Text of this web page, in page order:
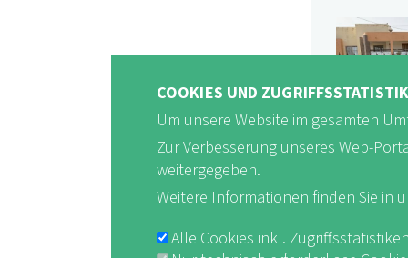
COOKIES UND ZUGRIFFSSTATISTIK
Um unsere Website im gesamten
Zur Verbesserung unseres Web-
weitergegeben.
Weitere Informationen finden Sie in
Alle Cookies inkl.